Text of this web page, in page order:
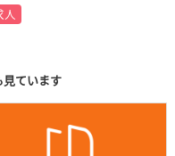
人
ています